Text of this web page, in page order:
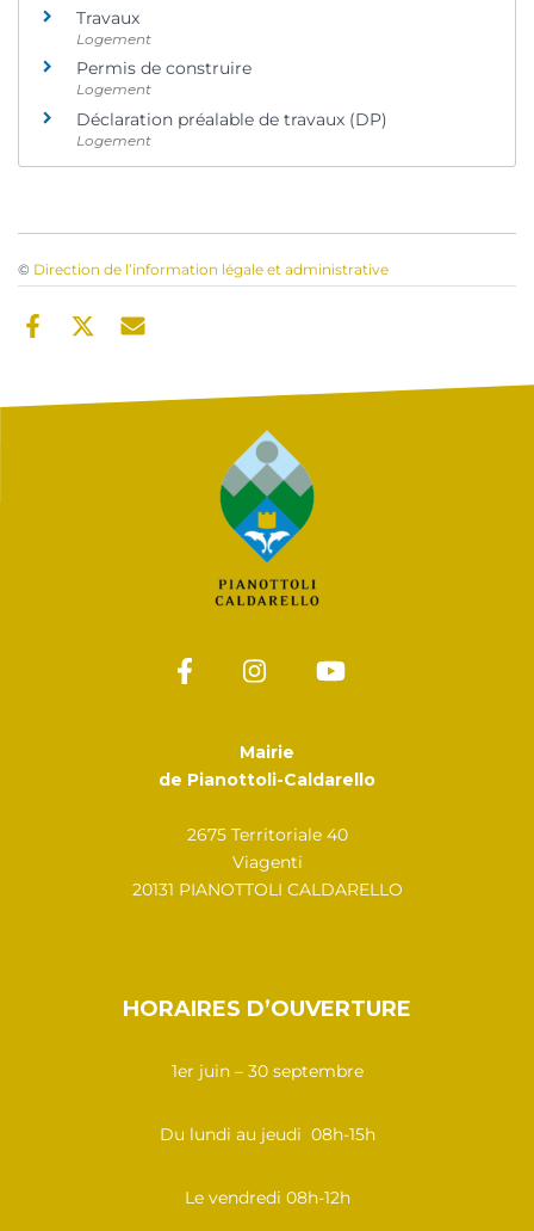
Travaux
Logement
Permis de construire
Logement
Déclaration préalable de travaux (DP)
Logement
© Direction de l’information légale et administrative
Mairie
de Pianottoli-Caldarello
2675 Territoriale 40
Viagenti
20131 PIANOTTOLI CALDARELLO
HORAIRES D’OUVERTURE
1er juin – 30 septembre
Du lundi au jeudi 08h-15h
Le vendredi 08h-12h